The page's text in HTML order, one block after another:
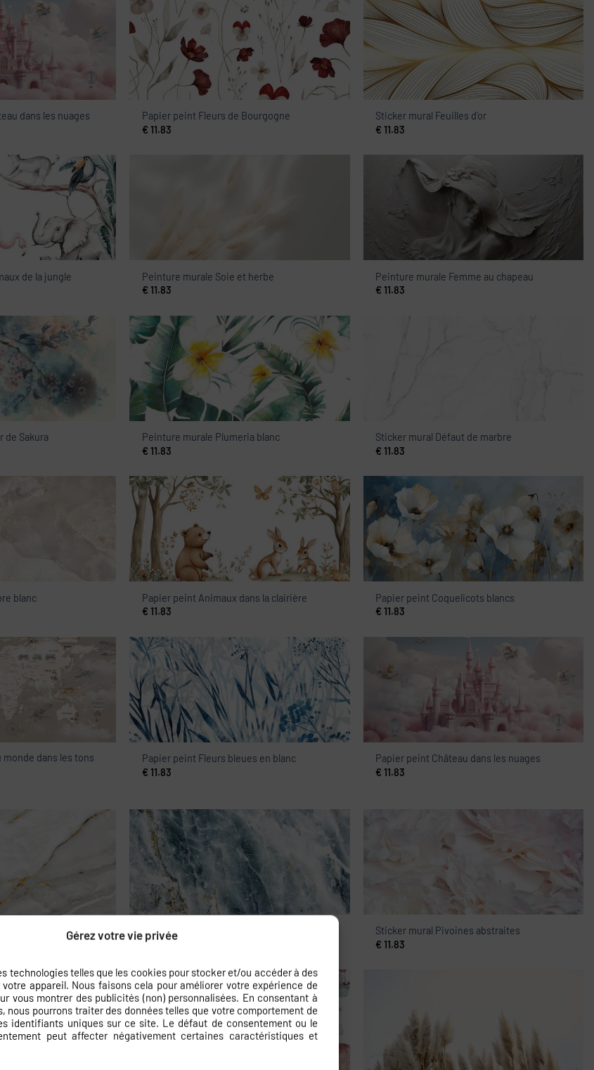
Gérez votre vie privée
technologies telles que les cookies pour stocker et/ou accéder à des
appareil. Nous faisons cela pour améliorer votre expérience de
vous montrer des publicités (non) personnalisées. En consentant à
nous pourrons traiter des données telles que votre comportement de
identifiants uniques sur ce site. Le défaut de consentement ou le
peut affecter négativement certaines caractéristiques et
dans les nuages
Papier peint Fleurs de Bourgogne
€ 11.83
Sticker mural Feuilles d’or
€ 11.83
de la jungle
Peinture murale Soie et herbe
€ 11.83
Peinture murale Femme au chapeau
€ 11.83
de Sakura
Peinture murale Plumeria blanc
€ 11.83
Sticker mural Défaut de marbre
€ 11.83
blanc
Papier peint Animaux dans la clairière
€ 11.83
Papier peint Coquelicots blancs
€ 11.83
dans les tons
Papier peint Fleurs bleues en blanc
€ 11.83
Papier peint Château dans les nuages
€ 11.83
Peinture murale Vagues de la mer
€
Sticker mural Pivoines abstraites
€ 11.83